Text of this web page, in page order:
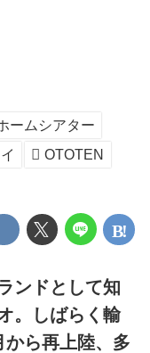
ームシアター
OTOTEN
ンドとして知
。しばらく輸
から再上陸、多